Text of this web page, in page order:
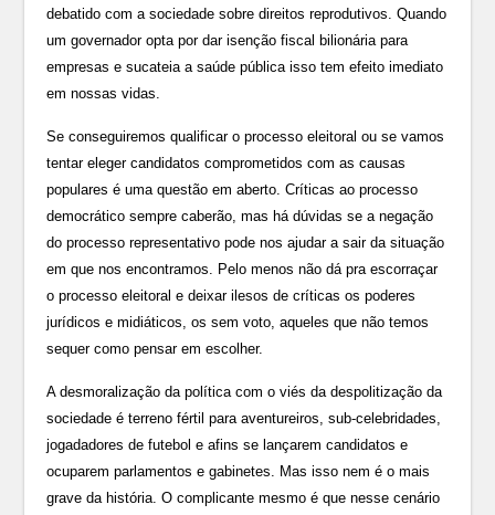
debatido com a sociedade sobre direitos reprodutivos. Quando
um governador opta por dar isenção fiscal bilionária para
empresas e sucateia a saúde pública isso tem efeito imediato
em nossas vidas.
Se conseguiremos qualificar o processo eleitoral ou se vamos
tentar eleger candidatos comprometidos com as causas
populares é uma questão em aberto. Críticas ao processo
democrático sempre caberão, mas há dúvidas se a negação
do processo representativo pode nos ajudar a sair da situação
em que nos encontramos. Pelo menos não dá pra escorraçar
o processo eleitoral e deixar ilesos de críticas os poderes
jurídicos e midiáticos, os sem voto, aqueles que não temos
sequer como pensar em escolher.
A desmoralização da política com o viés da despolitização da
sociedade é terreno fértil para aventureiros, sub-celebridades,
jogadadores de futebol e afins se lançarem candidatos e
ocuparem parlamentos e gabinetes. Mas isso nem é o mais
grave da história. O complicante mesmo é que nesse cenário